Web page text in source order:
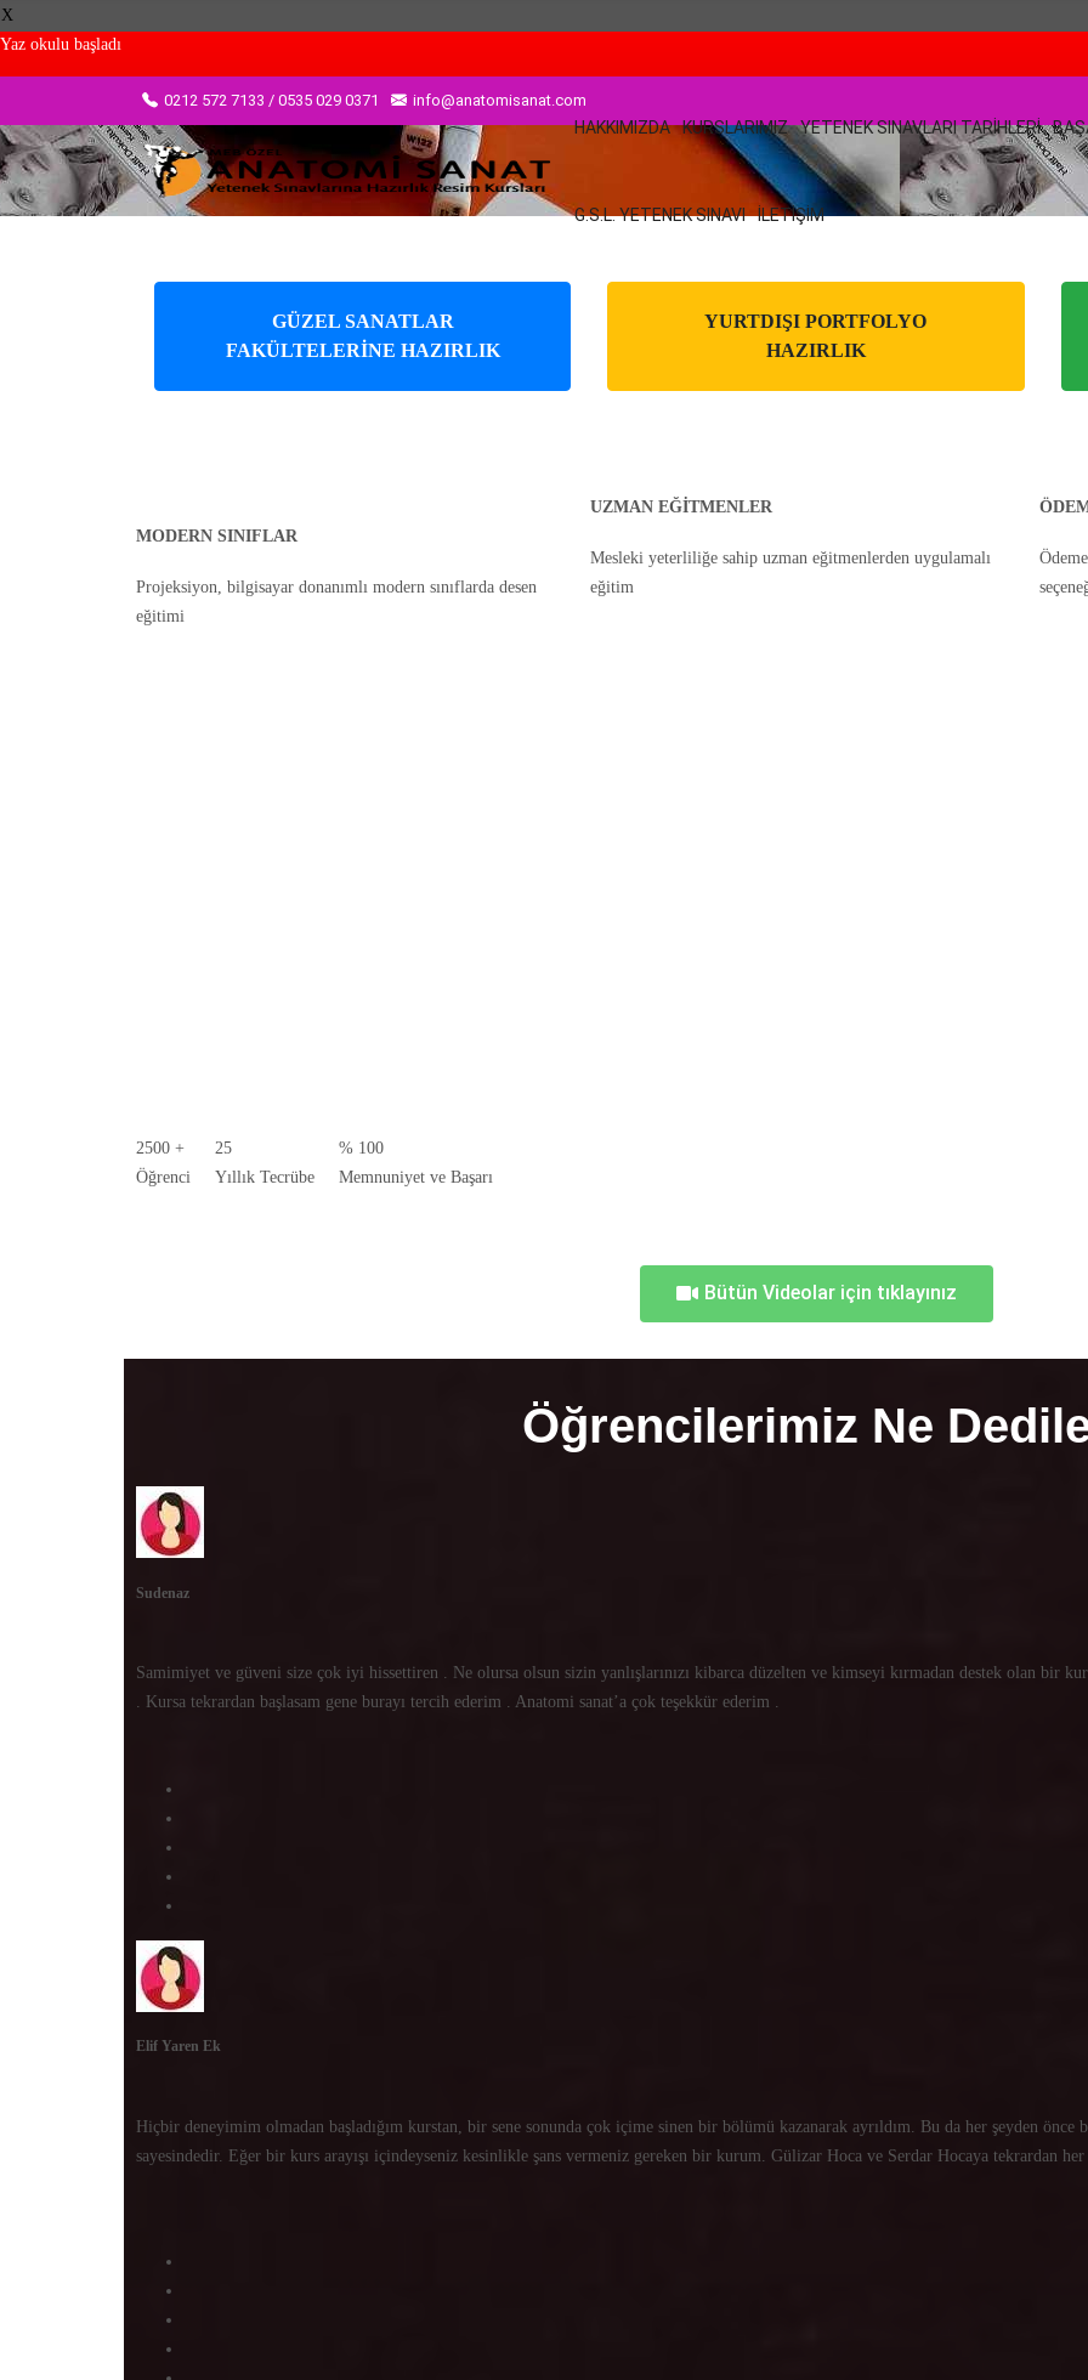
X
Yaz okulu başladı
0212 572 7133 / 0535 029 0371 info@anatomisanat.com
HAKKIMIZDA KURSLARIMIZ YETENEK SINAVLARI TARİHLERİ
G.S.L. YETENEK SINAVI İLETIŞIM
GÜZEL SANATLAR
FAKÜLTELERİNE HAZIRLIK
YURTDIŞI PORTFOLYO
HAZIRLIK
MODERN SINIFLAR
Projeksiyon, bilgisayar donanımlı modern sınıflarda desen
eğitimi
UZMAN EĞİTMENLER
Mesleki yeterliliğe sahip uzman eğitmenlerden uygulamalı
eğitim
2500 +
Öğrenci
25
Yıllık Tecrübe
% 100
Memnuniyet ve Başarı
Bütün Videolar için tıklayınız
Öğrencilerimiz Ne
Sudenaz
Samimiyet ve güveni size çok iyi hissettiren . Ne olursa olsun sizin yanlışlarınızı kibarca düzelten ve kimseyi kırmadan destek olan bir
. Kursa tekrardan başlasam gene burayı tercih ederim . Anatomi sanat’a çok teşekkür ederim .
Elif Yaren Ek
Hiçbir deneyimim olmadan başladığım kurstan, bir sene sonunda çok içime sinen bir bölümü kazanarak ayrıldım. Bu da her şeyden
sayesindedir. Eğer bir kurs arayışı içindeyseniz kesinlikle şans vermeniz gereken bir kurum. Gülizar Hoca ve Serdar Hocaya tekrardan